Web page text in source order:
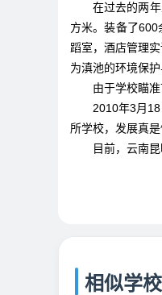
在过去的两年里
方米。装备了
蹈室，酒店管理
为滇池的环境保
由于学校瞄准市
2010年3月18日
所学校，发展真
目前，云南昆明
相似学校